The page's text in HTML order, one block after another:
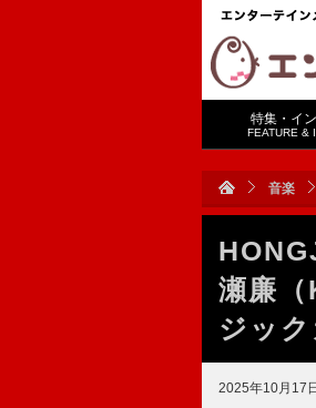
特集・イ
FEATURE &
音楽
瀬廉
ジック
2025年10月17